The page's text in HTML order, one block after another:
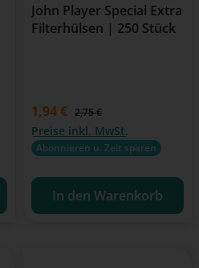
John Player Special Extra
Filterhülsen | 250 Stück
Verkaufspreis:
1,94 € Regulärer Preis:
2,75 €
Preise inkl. MwSt.
Abonnieren u. Zeit sparen
In den Warenkorb